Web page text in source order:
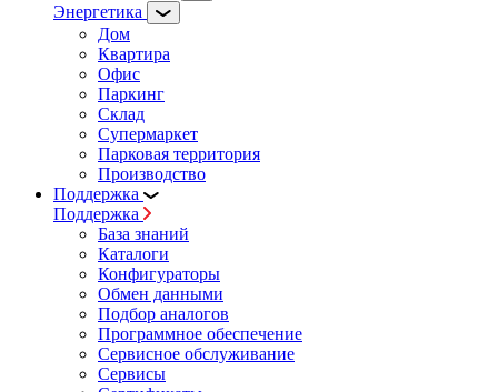
Энергетика
Дом
Квартира
Офис
Паркинг
Склад
Супермаркет
Парковая территория
Производство
Поддержка
Поддержка
База знаний
Каталоги
Конфигураторы
Обмен данными
Подбор аналогов
Программное обеспечение
Сервисное обслуживание
Сервисы